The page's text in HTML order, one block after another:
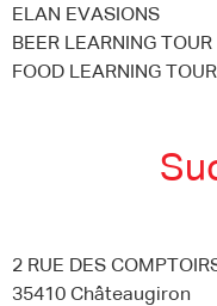
ELAN EVASIONS
BEER LEARNING TOUR
FOOD LEARNING TOUR
2 RUE DES
35410 Châteaugiron